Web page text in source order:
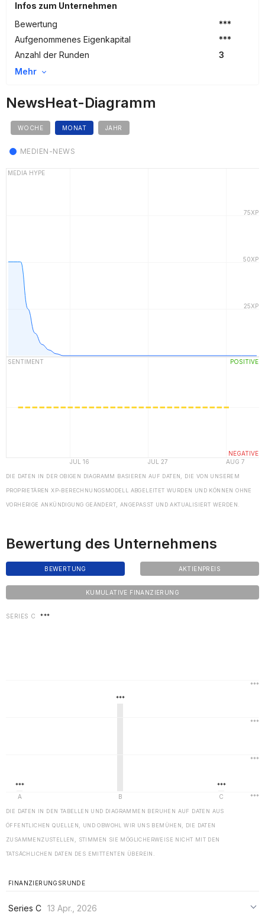
Infos zum Unternehmen
Bewertung
***
Aufgenommenes Eigenkapital
***
Anzahl der Runden
3
Mehr
NewsHeat-Diagramm
WOCHE MONAT JAHR
MEDIEN-NEWS
DIE DATEN IN DER OBIGEN DIAGRAMM BASIEREN AUF DATEN, DIE VON UNSEREM
PROPRIETÄREN XP-BERECHNUNGSMODELL ABGELEITET WURDEN UND KÖNNEN OHNE
VORHERIGE ANKÜNDIGUNG GEÄNDERT, ANGEPASST UND AKTUALISIERT WERDEN.
Bewertung des Unternehmens
BEWERTUNG AKTIENPREIS
KUMULATIVE FINANZIERUNG
SERIES C ***
DIE DATEN IN DEN TABELLEN UND DIAGRAMMEN BERUHEN AUF DATEN AUS
ÖFFENTLICHEN QUELLEN, UND OBWOHL WIR UNS BEMÜHEN, DIE DATEN
ZUSAMMENZUSTELLEN, STIMMEN SIE MÖGLICHERWEISE NICHT MIT DEN
TATSÄCHLICHEN DATEN DES EMITTENTEN ÜBEREIN.
FINANZIERUNGSRUNDE
Series C 13 Apr., 2026